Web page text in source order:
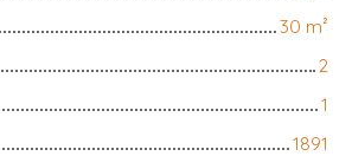
30 m²
2
1
1891